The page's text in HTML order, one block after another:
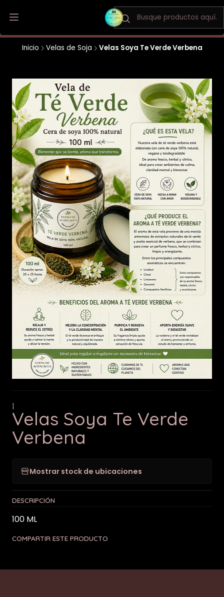
Envio a todo Chile / Los Andes y San Felipe envio gratis
Inicio Velas de Soja Velas Soya Te Verde Verbena
|
Velas Soya Te Verde
Verbena
Mostrar stock de ubicaciones
DESCRIPCIÓN
100 ML
COMPARTIR ESTE PRODUCTO